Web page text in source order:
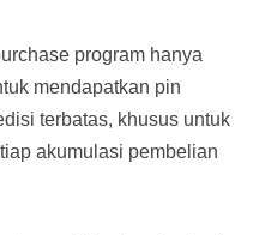
program hanya
mendapatkan pin
terbatas, khusus untuk
akumulasi pembelian